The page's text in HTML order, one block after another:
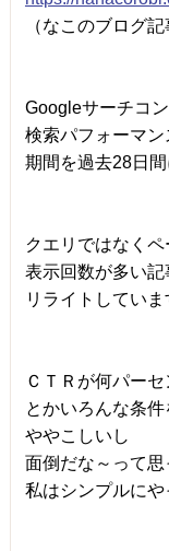
（なこのブログ
Googleサーチコ
検索パフォーマ
期間を過去28日間
クエリではなくペ
表示回数が多い記
リライトしていま
ＣＴＲが何パーセ
とかいろんな条件
ややこしいし
面倒だな～って
私はシンプルにや